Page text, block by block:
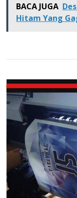
BACA JUGA
Hitam Yang